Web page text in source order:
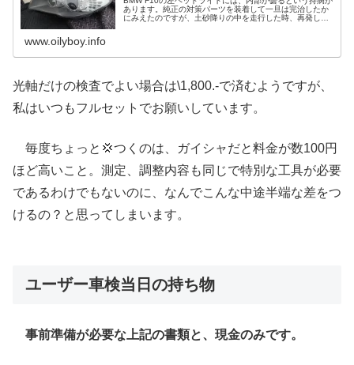
あります。純正の対策パーツを装着して一旦は完治したか
にみえたのですが、土砂降りの中を走行した時、再発して
www.oilyboy.info
光軸だけの検査でよい場合は\1,800.-で済むようですが、
私はいつもフルセットでお願いしています。
毎度ちょっと💢つくのは、ガイシャだと料金が数100円
ほど高いこと。測定、調整内容も同じで特別な工具が必要
であるわけでもないのに、なんでこんな中途半端な差をつ
けるの？と思ってしまいます。
ユーザー車検当日の持ち物
事前準備が必要な上記の書類と、現金のみです。